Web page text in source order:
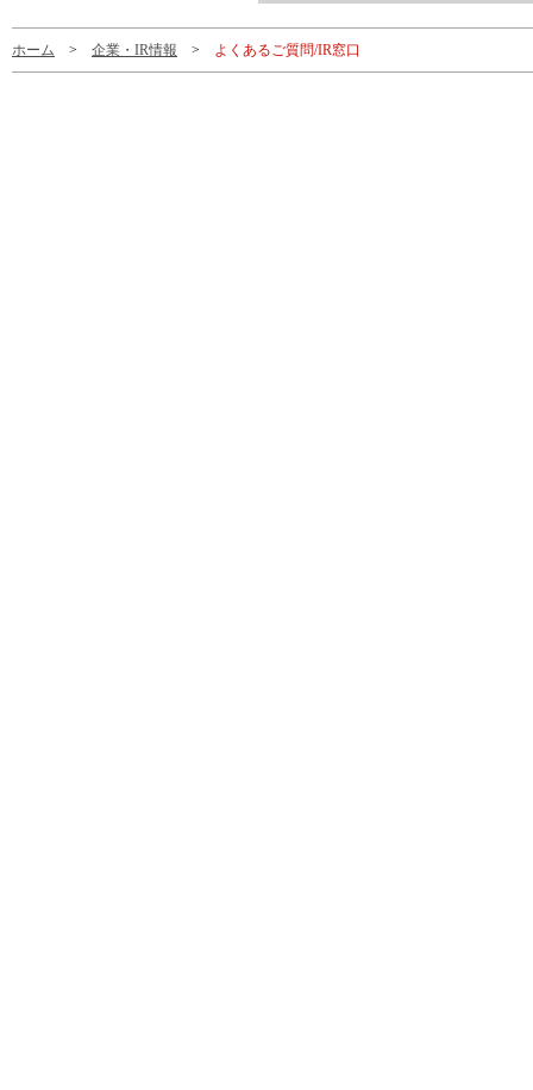
ホーム > 企業・IR情報 > よくあるご質問/IR窓口